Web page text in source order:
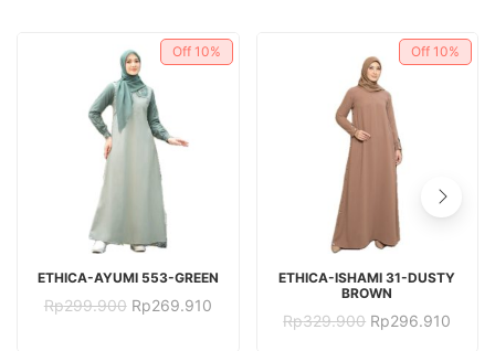
Off 10%
TAMBAH KE KERANJANG
ETHICA-AYUMI 553-GREEN
Rp299.900 Harga
Rp269.910Harga
Off 10%
TAMBAH KE KERANJANG
ETHICA-ISHAMI 31-DUSTY
BROWN
Rp329.900 Harga
Rp296.910